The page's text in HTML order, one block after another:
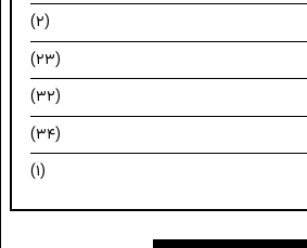
(۲)
(۲۳)
(۳۲)
(۳۴)
(۱)